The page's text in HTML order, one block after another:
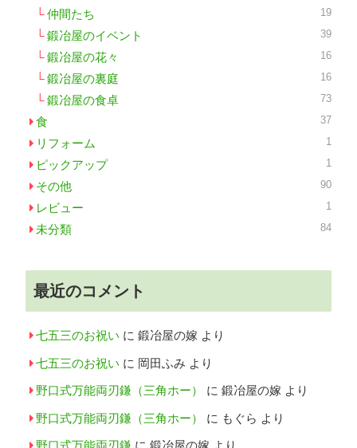
仲間たち 19
鍛冶屋のイベント 39
鍛冶屋の花々 16
鍛冶屋の裏庭 16
鍛冶屋の食卓 73
食 37
リフォーム 1
ピックアップ 1
その他 90
レビュー 1
未分類 84
最近のコメント
七五三のお祝い に 鍛冶屋の嫁 より
七五三のお祝い に 岡田ふみ より
野口式万能両刃鎌（三角ホー） に 鍛冶屋の嫁 より
野口式万能両刃鎌（三角ホー） に もぐら より